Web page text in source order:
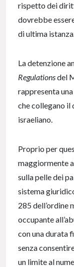
rispetto dei
dovrebbe
di ultima
La detenzione
Regulationsdel
rappresenta
che collegano
israeliano.
Proprio per
maggiormente
sulla pelle dei
sistema
285 dell’ordine
occupante
con una durata
senza
un limite al